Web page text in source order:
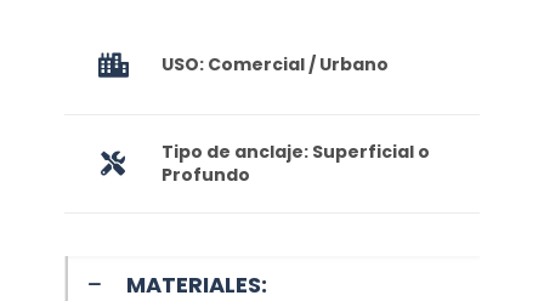
USO: Comercial / Urbano
Tipo de anclaje: Superficial o
Profundo
MATERIALES: